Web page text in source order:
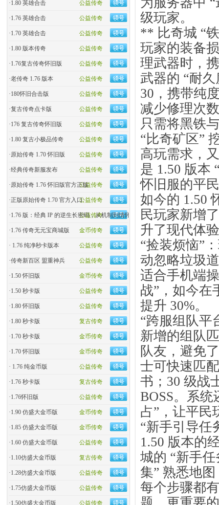
公益传奇
·1.80 英雄合击
公益传奇
·1.76 英雄合击
公益传奇
·1.70 英雄合击
公益传奇
·1.80 版本传奇
公益传奇
·1.76复古传奇怀旧版
公益传奇
·老传奇 1.76 版本
公益传奇
·180怀旧合击版
公益传奇
·复古传奇点卡版
公益传奇
·176 复古传奇怀旧版
公益传奇
·1.80 复古小极品传奇
公益传奇
·原始传奇 1.70 怀旧版
公益传奇
·经典传奇新服发布
公益传奇
·原始传奇 1.76 怀旧版官方正版
公益传奇
·正版原始传奇 1.70 官方入口
公益传奇
·1.76 版：经典 IP 的逆生长密码，从机制到情怀的全民�
金币传奇
·1.76 传奇无元宝商城版
公益传奇
· 1.76 纯净秒卡版本
公益传奇
·传奇新百区 盟重神兵
金币传奇
·1.50 怀旧版
公益传奇
·1.50 秒卡版
公益传奇
·1.80 怀旧版
复古传奇
·1.80 秒卡版
金币传奇
·1.70 秒卡版
金币传奇
·1.70 怀旧版
公益传奇
· 1.76 纯金币版
复古传奇
·1.76 秒卡版
公益传奇
·1.76怀旧版
金币传奇
·1.90 仿盛大金币版
金币传奇
·1.85 仿盛大金币版
公益传奇
·1.60 仿盛大金币版
复古传奇
·1.10仿盛大金币版
公益传奇
·1.28仿盛大金币版
公益传奇
·1.75仿盛大金币版
公益传奇
·1.50仿盛大金币版
级玩家。
** 比奇城 “
玩家的装备
理武器时，
武器的 “耐
30，携带纯
减少修理次
只需将黑铁
“比奇矿区”
高玩需求，
是 1.50 版本
怀旧服的平
如今的 1.50
民玩家新增
升了现代体
“捡装烦恼”
动忽略垃圾
适合手机端
战”，如今在
提升 30%。
“跨服组队平
新增的组队
队友，避免
士可快速匹
书；30 级战
BOSS。系
占”，让平民
“新手引导任
1.50 版本的
城的 “新手
集” 熟悉地
每个步骤都